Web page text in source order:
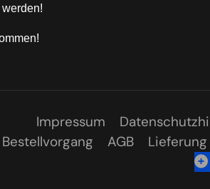
Impressum
Bestellvorgang
AGB Lieferung